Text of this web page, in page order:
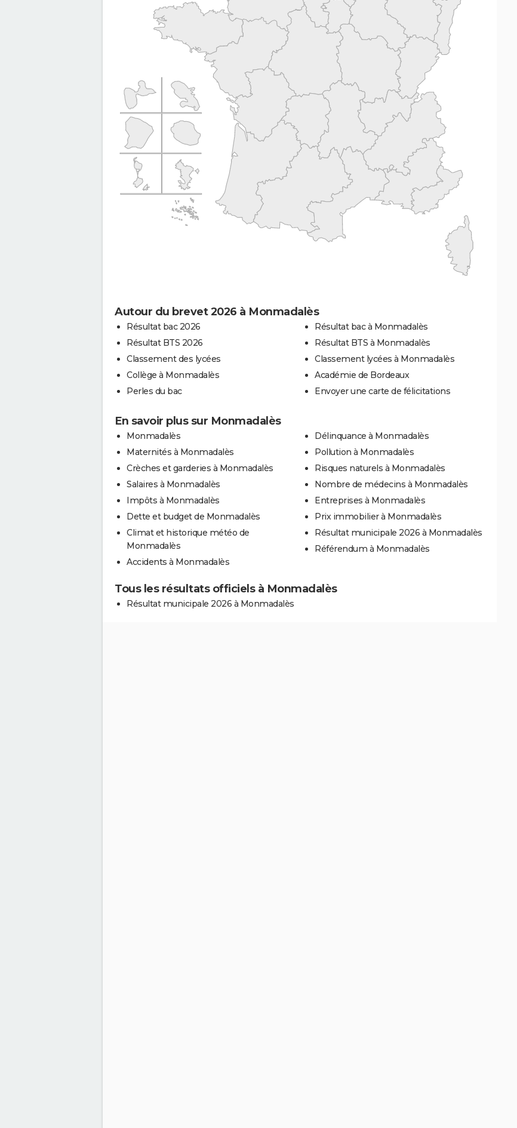
Autour du brevet 2026 à Monmadalès
Résultat bac 2026
Résultat BTS 2026
Classement des lycées
Collège à Monmadalès
Perles du bac
Résultat bac à Monmadalès
Résultat BTS à Monmadalès
Classement lycées à Monmadalès
Académie de Bordeaux
Envoyer une carte de félicitations
En savoir plus sur Monmadalès
Monmadalès
Maternités à Monmadalès
Crèches et garderies à Monmadalès
Salaires à Monmadalès
Impôts à Monmadalès
Dette et budget de Monmadalès
Climat et historique météo de
Monmadalès
Accidents à Monmadalès
Délinquance à Monmadalès
Pollution à Monmadalès
Risques naturels à Monmadalès
Nombre de médecins à Monmadalès
Entreprises à Monmadalès
Prix immobilier à Monmadalès
Résultat municipale 2026 à Monmadalès
Référendum à Monmadalès
Tous les résultats officiels à Monmadalès
Résultat municipale 2026 à Monmadalès